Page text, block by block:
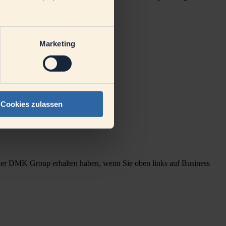
Marketing
Cookies zulassen
DMK Group erhalten haben, wenn Sie oben links auf Business